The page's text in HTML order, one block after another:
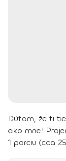
Dúfam, že ti
ako mne!
1 porciu (cca